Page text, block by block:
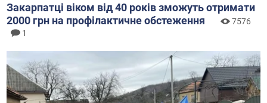
Закарпатці віком від 40 років зможуть отримати
2000 грн на профілактичне обстеження
7576
1